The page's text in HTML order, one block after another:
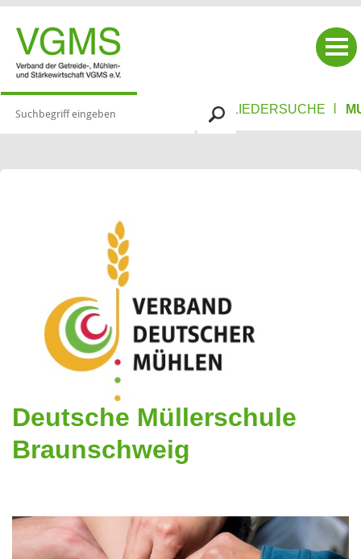
VERBAND MIT­GLIE­DER MITGLIEDERSUCHE
Deutsche Müllerschule
Braunschweig